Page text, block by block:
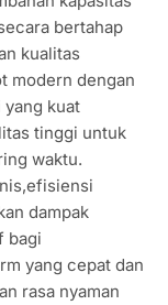
bertahap
kualitas
modern dengan
kuat
tinggi untuk
waktu.
dampak
bagi
yang cepat dan
rasa nyaman